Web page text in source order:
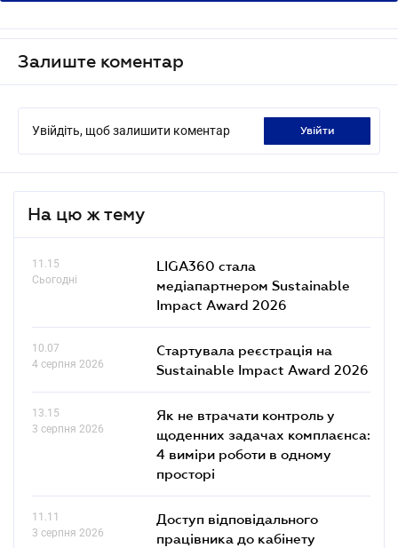
Залиште коментар
Увійдіть, щоб залишити коментар увійти
На цю ж тему
11.15
Сьогодні
LIGA360 стала
медіапартнером Sustainable
Impact Award 2026
10.07
4 серпня 2026
Стартувала реєстрація на
Sustainable Impact Award 2026
13.15
3 серпня 2026
Як не втрачати контроль у
щоденних задачах комплаєнса:
4 виміри роботи в одному
просторі
11.11
3 серпня 2026
Доступ відповідального
працівника до кабінету